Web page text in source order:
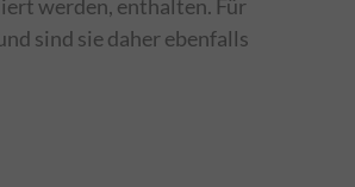
werden, enthalten. Für
sind sie daher ebenfalls